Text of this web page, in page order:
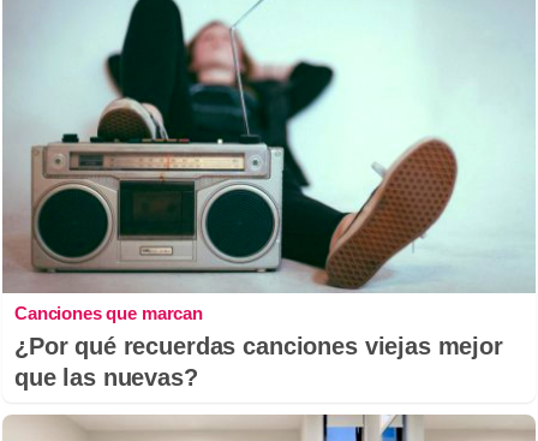
Canciones que marcan
¿Por qué recuerdas canciones viejas mejor
que las nuevas?